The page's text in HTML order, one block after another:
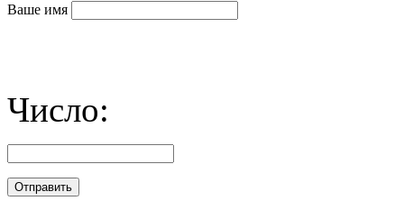
Ваше имя
Число: